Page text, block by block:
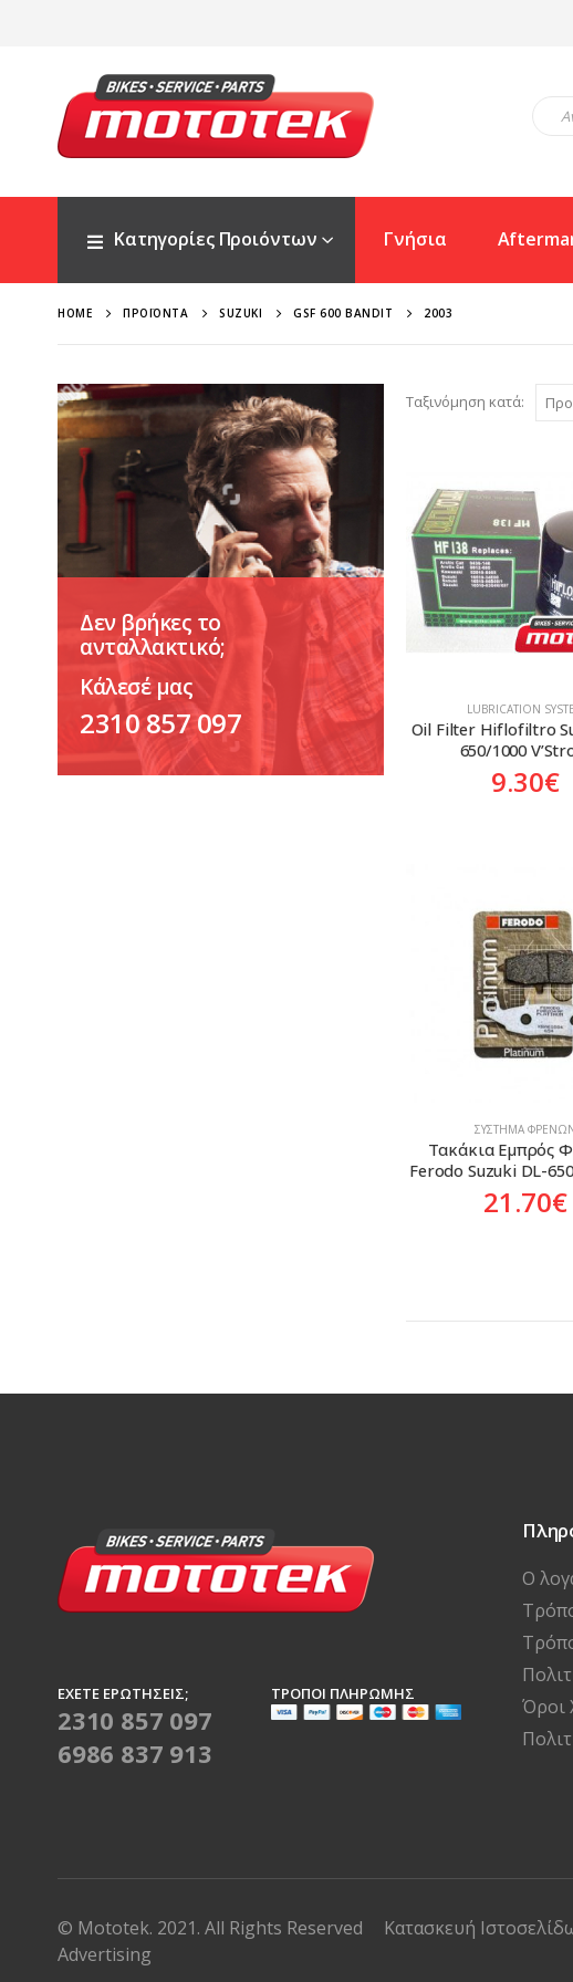
Κατηγορίες Προιόντων Γνήσια
HOME ΠΡΟΪΌΝΤΑ SUZUKI GSF 600 BANDIT 2003
Ταξινόμηση κατά:
LUBRICATION
Oil Filter Hiflofiltro
650/1000
9.30€
ΣΎΣΤΗΜΑ
Τακάκια Εμπρός
Ferodo Suzuki DL-
21.70€
Δεν βρήκες το
ανταλλακτικό;
Κάλεσέ μας
2310 857 097
ΈΧΕΤΕ ΕΡΩΤΉΣΕΙΣ;
2310 857 097
6986 837 913
ΤΡΌΠΟΙ ΠΛΗΡΩΜΉΣ
Ο
Όροι
© Mototek. 2021. All Rights Reserved Κατασκευή
Advertising